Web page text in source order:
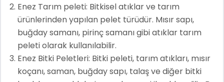
Enez Tarım peleti: Bitkisel atıklar ve tarım
ürünlerinden yapılan pelet türüdür. Mısır sapı,
buğday samanı, pirinç samanı gibi atıklar tarım
peleti olarak kullanılabilir.
Enez Bitki Peletleri: Bitki peleti, tarım atıkları, mısır
koçanı, saman, buğday sapı, talaş ve diğer bitki